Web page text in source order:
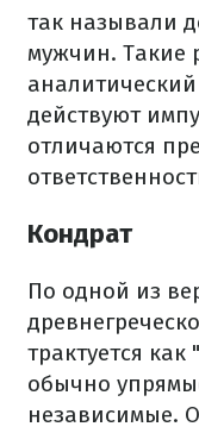
так называли
мужчин. Такие
действуют
отличаются
Кондрат
По одной из
трактуется
обычно
независимые.